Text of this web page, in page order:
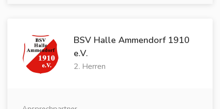
BSV Halle Ammendorf 1910
e.V.
2. Herren